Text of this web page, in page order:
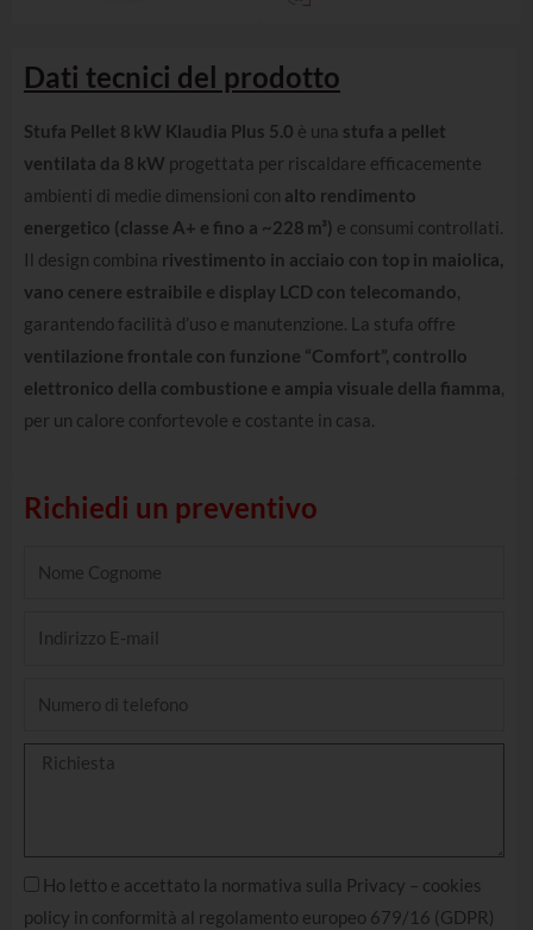
Dati tecnici del prodotto
Stufa Pellet 8 kW Klaudia Plus 5.0 è una stufa a pellet
ventilata da 8 kW progettata per riscaldare efficacemente
ambienti di medie dimensioni con alto rendimento
energetico (classe A+ e fino a ~228 m³) e consumi controllati.
Il design combina rivestimento in acciaio con top in maiolica,
vano cenere estraibile e display LCD con telecomando,
garantendo facilità d’uso e manutenzione. La stufa offre
ventilazione frontale con funzione “Comfort”, controllo
elettronico della combustione e ampia visuale della fiamma,
per un calore confortevole e costante in casa.
Richiedi un preventivo
Ho letto e accettato la normativa sulla Privacy – cookies
policy in conformità al regolamento europeo 679/16 (GDPR)